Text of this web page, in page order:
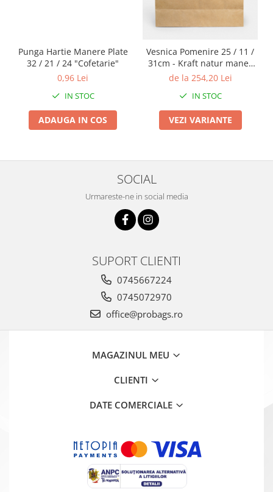
Punga Hartie Manere Plate
32 / 21 / 24 "Cofetarie"
0,96 Lei
IN STOC
ADAUGA IN COS
Vesnica Pomenire 25 / 11 /
31cm - Kraft natur maner
tip sfoara
de la 254,20 Lei
IN STOC
VEZI VARIANTE
SOCIAL
Urmareste-ne in social media
SUPORT CLIENTI
0745667224
0745072970
office@probags.ro
MAGAZINUL MEU
CLIENTI
DATE COMERCIALE